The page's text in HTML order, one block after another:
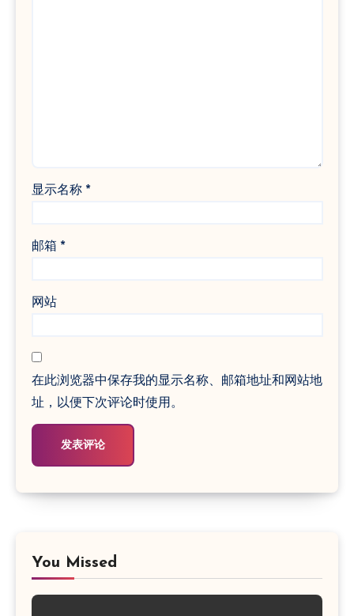
显示名称 *
邮箱 *
网站
在此浏览器中保存我的显示名称、邮箱地址和网站地
址，以便下次评论时使用。
You Missed